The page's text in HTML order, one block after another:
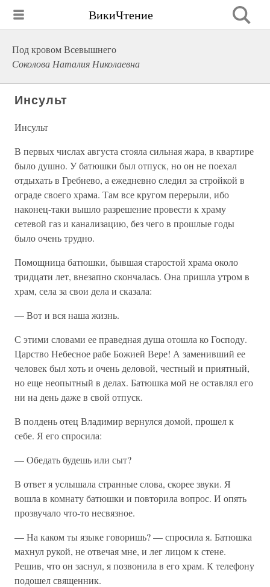
ВикиЧтение
Под кровом Всевышнего
Соколова Наталия Николаевна
Инсульт
Инсульт
В первых числах августа стояла сильная жара, в квартире
было душно. У батюшки был отпуск, но он не поехал
отдыхать в Гребнево, а ежедневно следил за стройкой в
ограде своего храма. Там все кругом перерыли, ибо
наконец-таки вышло разрешение провести к храму
сетевой газ и канализацию, без чего в прошлые годы
было очень трудно.
Помощница батюшки, бывшая старостой храма около
тридцати лет, внезапно скончалась. Она пришла утром в
храм, села за свои дела и сказала:
— Вот и вся наша жизнь.
С этими словами ее праведная душа отошла ко Господу.
Царство Небесное рабе Божией Вере! А заменивший ее
человек был хоть и очень деловой, честный и приятный,
но еще неопытный в делах. Батюшка мой не оставлял его
ни на день даже в свой отпуск.
В полдень отец Владимир вернулся домой, прошел к
себе. Я его спросила:
— Обедать будешь или сыт?
В ответ я услышала странные слова, скорее звуки. Я
вошла в комнату батюшки и повторила вопрос. И опять
прозвучало что-то несвязное.
— На каком ты языке говоришь? — спросила я. Батюшка
махнул рукой, не отвечая мне, и лег лицом к стене.
Решив, что он заснул, я позвонила в его храм. К телефону
подошел священник.